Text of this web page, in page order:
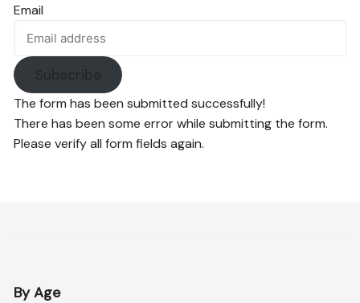
Email
Subscribe
The form has been submitted successfully!
There has been some error while submitting the form.
Please verify all form fields again.
By Age